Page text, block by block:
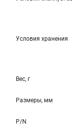
Условия хранения
Вес, г
Размеры, мм
P/N